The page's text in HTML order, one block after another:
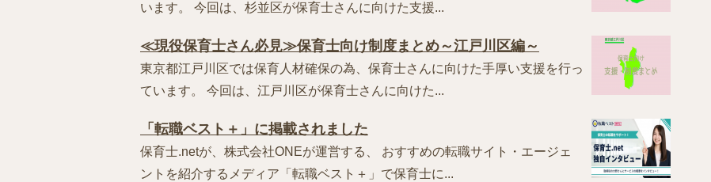
います。 今回は、杉並区が保育士さんに向けた支援...
≪現役保育士さん必見≫保育士向け制度まとめ～江戸川区編～
東京都江戸川区では保育人材確保の為、保育士さんに向けた手厚い支援を行っ
ています。 今回は、江戸川区が保育士さんに向けた...
「転職ベスト＋」に掲載されました
保育士.netが、株式会社ONEが運営する、 おすすめの転職サイト・エージェ
ントを紹介するメディア「転職ベスト＋」で保育士に...